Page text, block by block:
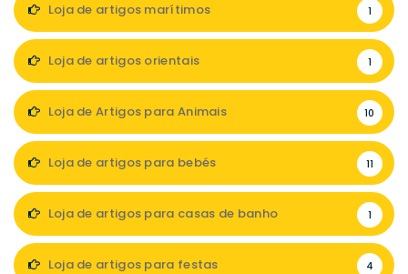
Loja de artigos marítimos 1
Loja de artigos orientais 1
Loja de Artigos para Animais 10
Loja de artigos para bebés 11
Loja de artigos para casas de banho 1
Loja de artigos para festas 4